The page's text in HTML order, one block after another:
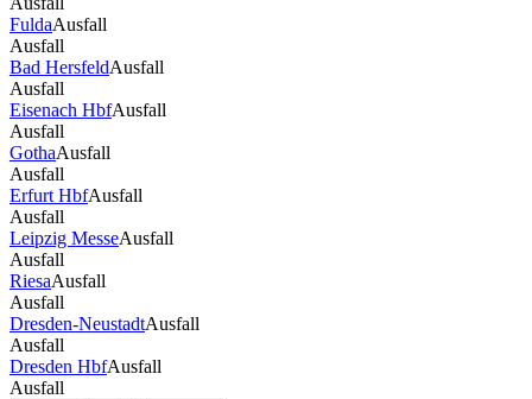
FuldaAusfall
Ausfall
Bad HersfeldAusfall
Ausfall
Eisenach HbfAusfall
Ausfall
GothaAusfall
Ausfall
Erfurt HbfAusfall
Ausfall
Leipzig MesseAusfall
Ausfall
RiesaAusfall
Ausfall
Dresden-NeustadtAusfall
Ausfall
Dresden HbfAusfall
Ausfall